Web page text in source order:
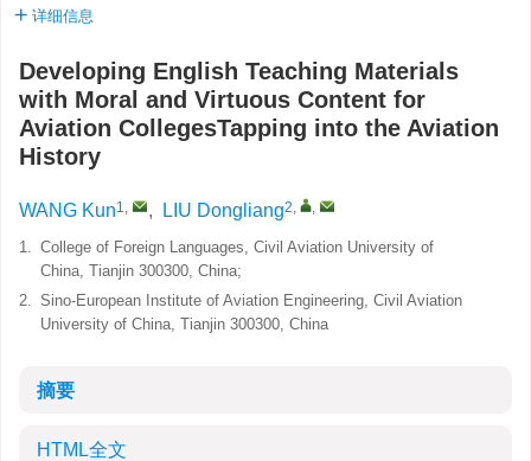
详细信息
Developing English Teaching Materials
with Moral and Virtuous Content for
Aviation CollegesTapping into the Aviation
History
WANG Kun1, , LIU Dongliang2, ,
1. College of Foreign Languages, Civil Aviation University of
China, Tianjin 300300, China;
2. Sino-European Institute of Aviation Engineering, Civil Aviation
University of China, Tianjin 300300, China
摘要
HTML全文